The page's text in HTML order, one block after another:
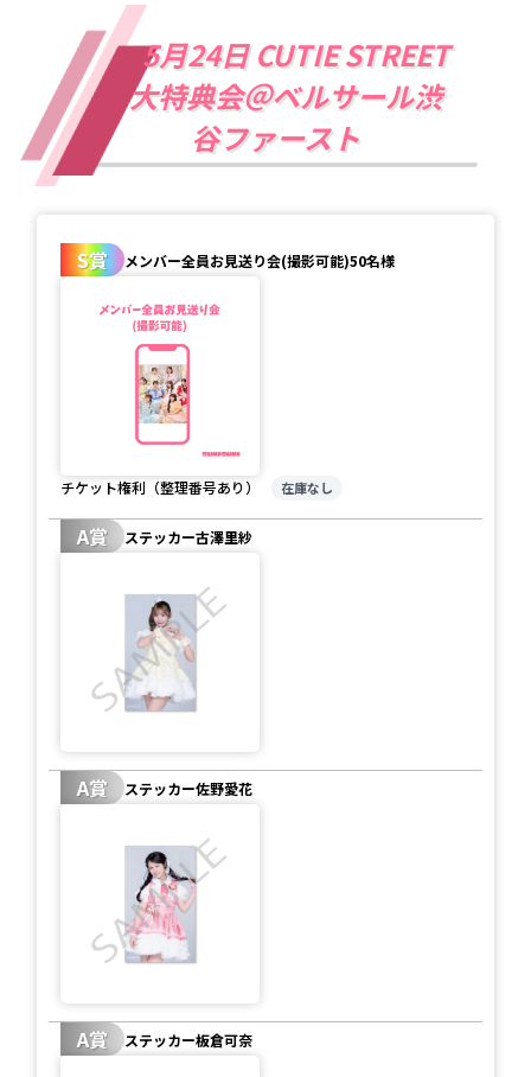
5月24日 CUTIE STREET
大特典会＠ベルサール渋
谷ファースト
S賞 メンバー全員お見送り会(撮影可能)50名様
チケット権利 （整理番号あり） 在庫なし
A賞 ステッカー古澤里紗
A賞 ステッカー佐野愛花
A賞 ステッカー板倉可奈